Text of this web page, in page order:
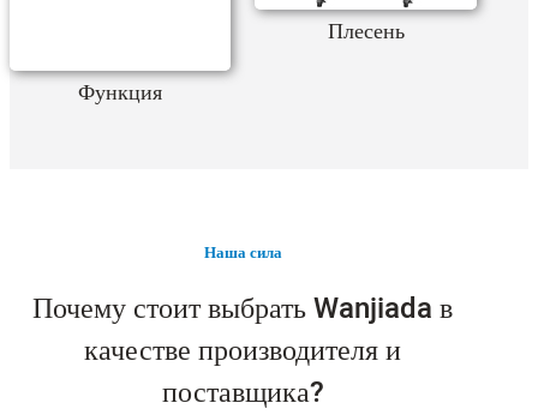
Функция
Плесень
Наша сила
Почему стоит выбрать Wanjiada в
качестве производителя и
поставщика?